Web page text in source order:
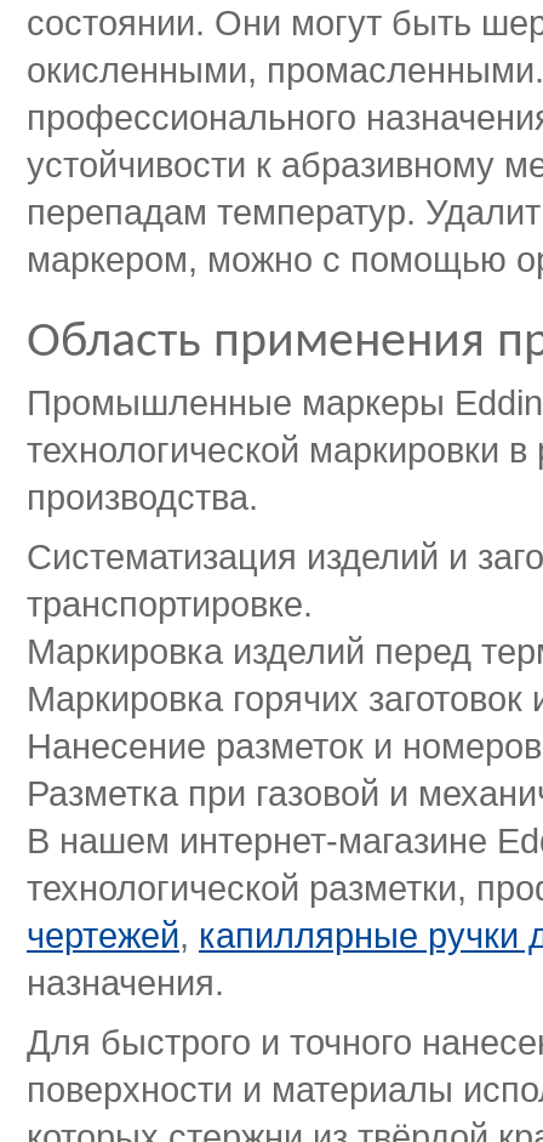
состоянии. Они могут быть
окисленными,
профессионального
устойчивости к абразивному
перепадам температур.
маркером, можно с помощью
Область применения
Промышленные маркеры
технологической маркировки
производства.
Систематизация изделий и
транспортировке.
Маркировка изделий перед
Маркировка горячих заготовок
Нанесение разметок и
Разметка при газовой и
В нашем интернет-магазине
технологической разметки,
чертежей, капиллярные ручки
назначения.
Для быстрого и точного
поверхности и материалы